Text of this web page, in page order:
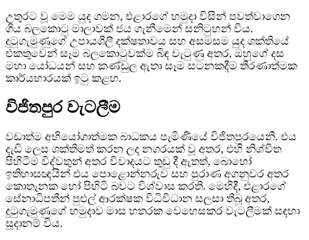
උතුරට වූ මෙම යුද ගමන, එළාරගේ හමුදා විසින් පවත්වාගෙන
ගිය බලකොටු මාලාවක් ජය ගැනීමෙන් සනිටුහන් විය.
දුටුගැමුණුගේ උපායශීලී දක්ෂතාවය සහ අසමසම යුද ශක්තියේ
එකතුවෙන් සෑම බලකොටුවක්ම බිඳ වැටුණු අතර, ඔහුගේ දස
මහා යෝධයන් සහ කණ්ඩුල ඇතා සෑම සටනකදීම තීරණාත්මක
කාර්යභාරයක් ඉටු කළහ.
විජිතපුර වැටලීම
වඩාත්ම අභියෝගාත්මක බාධකය පැමිණියේ විජිතපුරයෙනි. එය
දැඩි ලෙස ශක්තිමත් කරන ලද නගරයක් වූ අතර, එහි නිශ්චිත
පිහිටීම විද්වතුන් අතර විවාදයට තුඩු දී ඇතත්, බොහෝ
ඉතිහාසඥයින් එය පොළොන්නරුව සහ පුරාණ අගනුවර අතර
කොතැනක හෝ පිහිටි බවට විශ්වාස කරති. මෙහිදී, එළාරගේ
සේනාධිපතීන් පුළුල් ආරක්ෂක විධිවිධාන සලසා තිබූ අතර,
දුටුගැමුණුගේ හමුදාව මාස හතරක වෙහෙසකර වැටලීමක් සඳහා
සූදානම් විය.